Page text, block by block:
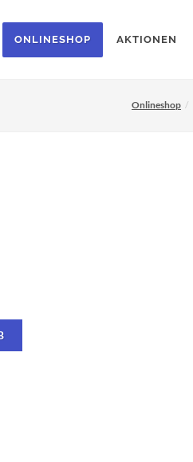
ONLINESHOP AKTIONEN
Onlineshop